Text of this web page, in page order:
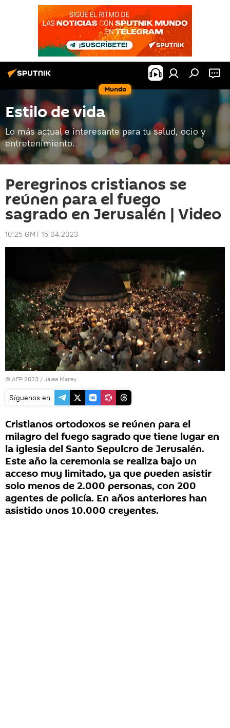
Mundo
Estilo de vida
Lo más actual e interesante para tu salud, ocio y
entretenimiento.
Peregrinos cristianos se
reúnen para el fuego
sagrado en Jerusalén | Video
10:25 GMT 15.04.2023
© AFP 2023 / Jalaa Marey
Síguenos en
Cristianos ortodoxos se reúnen para el
milagro del fuego sagrado que tiene lugar en
la iglesia del Santo Sepulcro de Jerusalén.
Este año la ceremonia se realiza bajo un
acceso muy limitado, ya que pueden asistir
solo menos de 2.000 personas, con 200
agentes de policía. En años anteriores han
asistido unos 10.000 creyentes.